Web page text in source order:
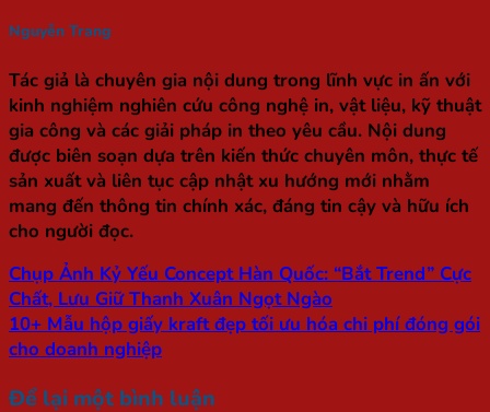
Nguyễn Trang
Tác giả là chuyên gia nội dung trong lĩnh vực in ấn với
kinh nghiệm nghiên cứu công nghệ in, vật liệu, kỹ thuật
gia công và các giải pháp in theo yêu cầu. Nội dung
được biên soạn dựa trên kiến thức chuyên môn, thực tế
sản xuất và liên tục cập nhật xu hướng mới nhằm
mang đến thông tin chính xác, đáng tin cậy và hữu ích
cho người đọc.
Chụp Ảnh Kỷ Yếu Concept Hàn Quốc: “Bắt Trend” Cực
Chất, Lưu Giữ Thanh Xuân Ngọt Ngào
10+ Mẫu hộp giấy kraft đẹp tối ưu hóa chi phí đóng gói
cho doanh nghiệp
Để lại một bình luận